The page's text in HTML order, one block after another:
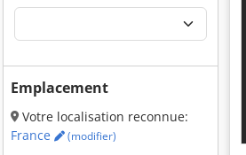
Emplacement
Votre localisation reconnue:
France
(modifier)